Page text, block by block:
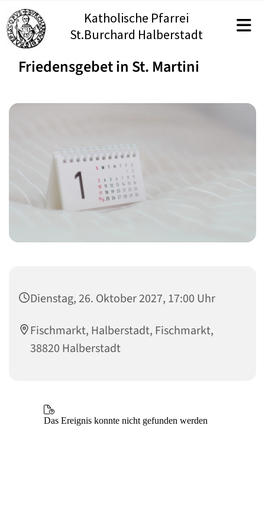
Katholische Pfarrei
St.Burchard Halberstadt
Friedensgebet in St. Martini
Dienstag, 26. Oktober 2027, 17:00 Uhr
Fischmarkt, Halberstadt, Fischmarkt,
38820 Halberstadt